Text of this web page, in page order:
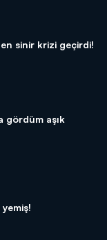
sinir krizi geçirdi!
gördüm aşık